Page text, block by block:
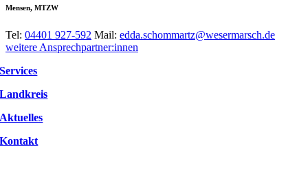
Mensen, MTZW
Tel: 04401 927-592 Mail: edda.schommartz@wesermarsch.de
weitere Ansprechpartner:innen
Services
Landkreis
Aktuelles
Kontakt